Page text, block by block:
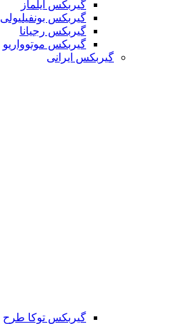
گیربکس ایلماز
گیربکس بونفیلیولی
گیربکس رجیانا
گیربکس موتوواریو
گیربکس ایرانی
گیربکس توکا طرح